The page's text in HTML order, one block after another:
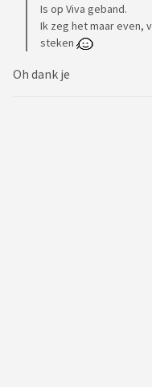
Is op Viva geband.
Ik zeg het maar even,
steken
Oh dank je